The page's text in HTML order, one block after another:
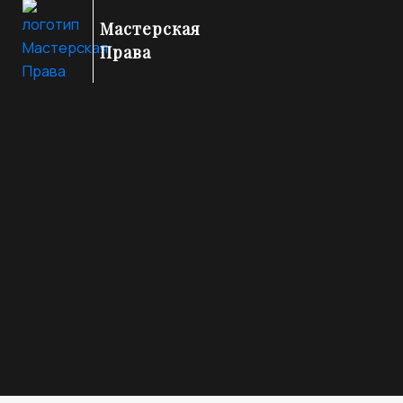
Мастерская
Права